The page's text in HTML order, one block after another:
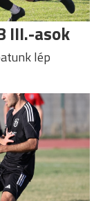
III.-asok
lép